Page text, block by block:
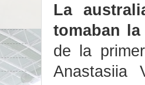
La
tomaban
de la
Anastasiia